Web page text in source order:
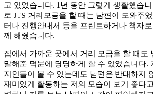
고 있었습니다. 1년 동안 그렇게 생활했습
로 JTS 거리모금을 할 때는 남편이 도와주
터나 진행안내서 등을 프린트하거나 책자
께 해줬습니다.
집에서 가까운 곳에서 거리 모금을 할 때도
말해준 덕분에 당당하게 할 수 있었습니다.
지인들이 볼 수 있는데도 남편은 반대하지
재미있게 활동하는 저의 모습이 보기 좋다